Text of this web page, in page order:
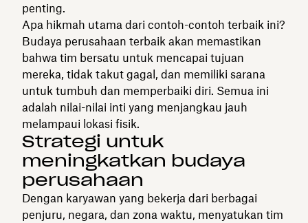
penting.
Apa hikmah utama dari contoh-contoh terbaik ini?
Budaya perusahaan terbaik akan memastikan
bahwa tim bersatu untuk mencapai tujuan
mereka, tidak takut gagal, dan memiliki sarana
untuk tumbuh dan memperbaiki diri. Semua ini
adalah nilai-nilai inti yang menjangkau jauh
melampaui lokasi fisik.
Strategi untuk
meningkatkan budaya
perusahaan
Dengan karyawan yang bekerja dari berbagai
penjuru, negara, dan zona waktu, menyatukan tim